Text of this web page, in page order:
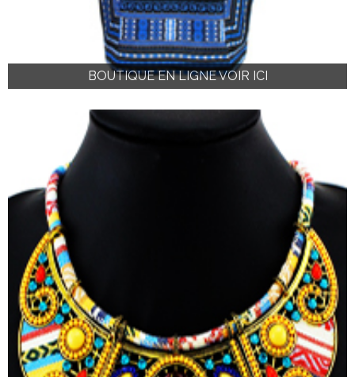
BOUTIQUE EN LIGNE VOIR ICI